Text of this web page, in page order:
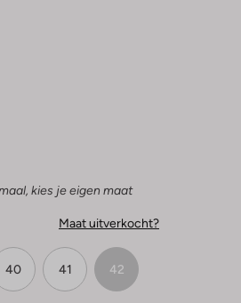
kies je eigen maat
Maat uitverkocht?
40 41 42